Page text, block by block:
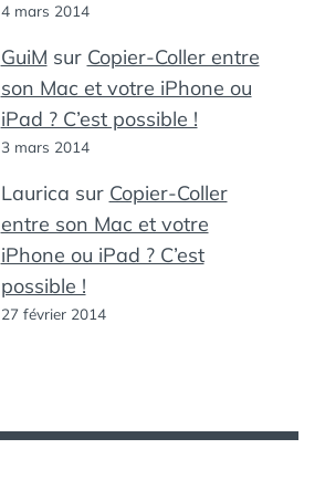
4 mars 2014
GuiM sur Copier-Coller entre
son Mac et votre iPhone ou
iPad ? C’est possible !
3 mars 2014
Laurica sur Copier-Coller
entre son Mac et votre
iPhone ou iPad ? C’est
possible !
27 février 2014